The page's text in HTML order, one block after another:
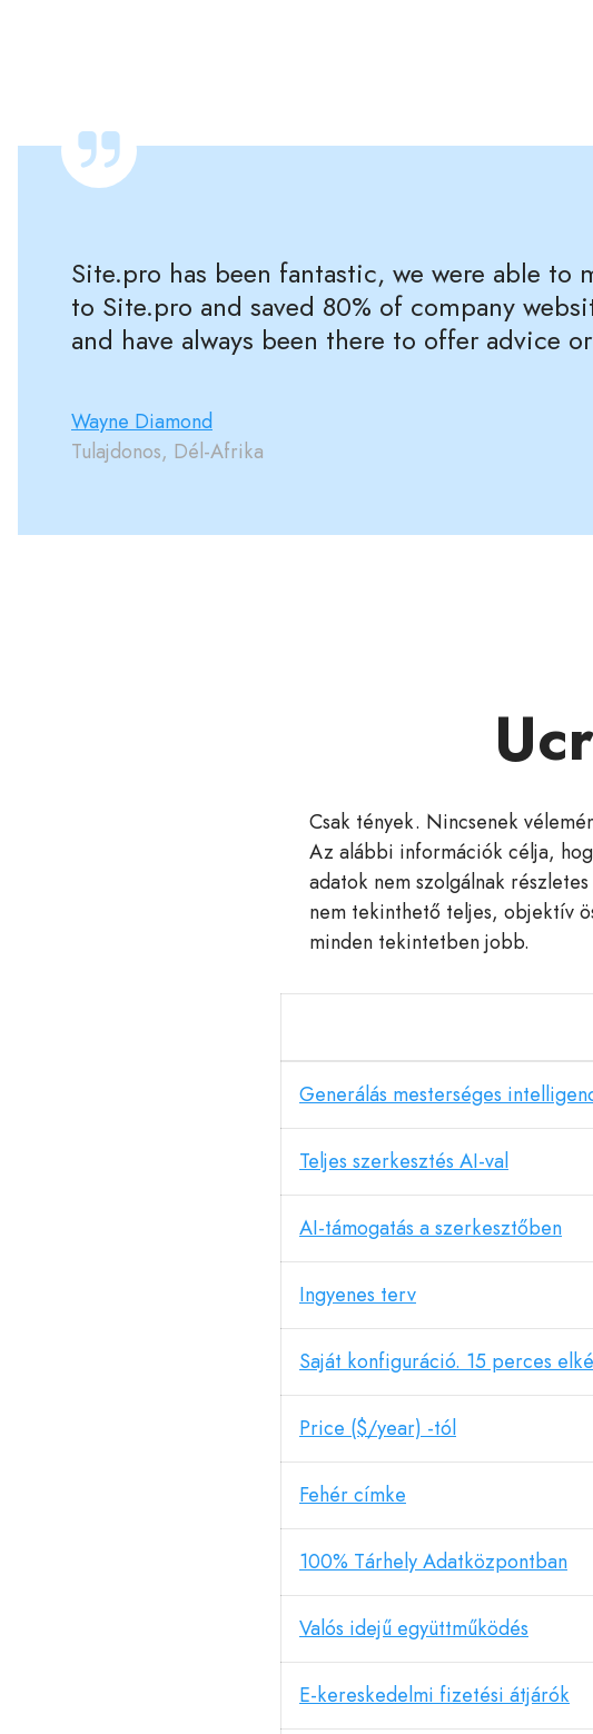
Site.pro has been fantastic, we were able
to Site.pro and saved 80% of company
and have always been there to offer advice
Wayne Diamond
Tulajdonos, Dél-Afrika
Csak tények. Nincsenek
Az alábbi információk célja,
adatok nem szolgálnak
nem tekinthető teljes, objektív
minden tekintetben jobb.
Generálás mesterséges
Teljes szerkesztés AI-val
AI-támogatás a szerkesztőben
Ingyenes terv
Saját konfiguráció. 15 perces
Price ($/year) -tól
Fehér címke
100% Tárhely Adatközpontban
Valós idejű együttműködés
E-kereskedelmi fizetési átjárók